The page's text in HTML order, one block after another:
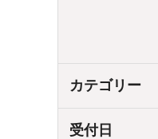
カテゴリー
受付日